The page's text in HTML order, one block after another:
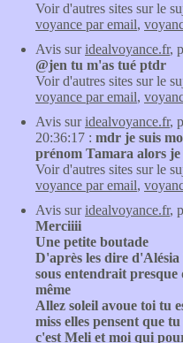
Voir d'autres sites sur le
voyance par email,
Avis suridealvoyance.fr,
@jen tu m'as tué ptdr
Voir d'autres sites sur le
voyance par email,
Avis suridealvoyance.fr,
20:36:17 : mdr je suis
prénom Tamara alors
Voir d'autres sites sur le
voyance par email,
Avis suridealvoyance.fr,
Merciiii
Une petite boutade
D'après les dire
sous entendrait presque
même
Allez soleil avoue toi tu
miss elles pensent que
c'est Meli et moi qui